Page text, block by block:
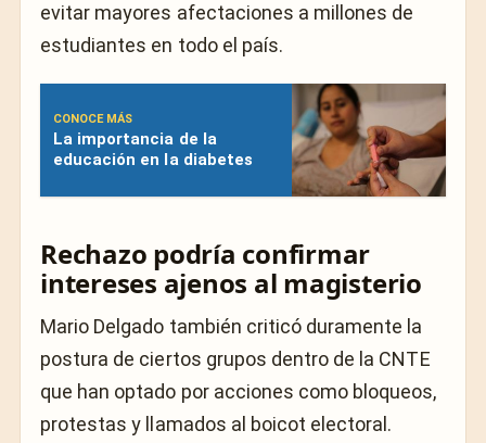
evitar mayores afectaciones a millones de
estudiantes en todo el país.
CONOCE MÁS
La importancia de la
educación en la diabetes
Rechazo podría confirmar
intereses ajenos al magisterio
Mario Delgado también criticó duramente la
postura de ciertos grupos dentro de la CNTE
que han optado por acciones como bloqueos,
protestas y llamados al boicot electoral.